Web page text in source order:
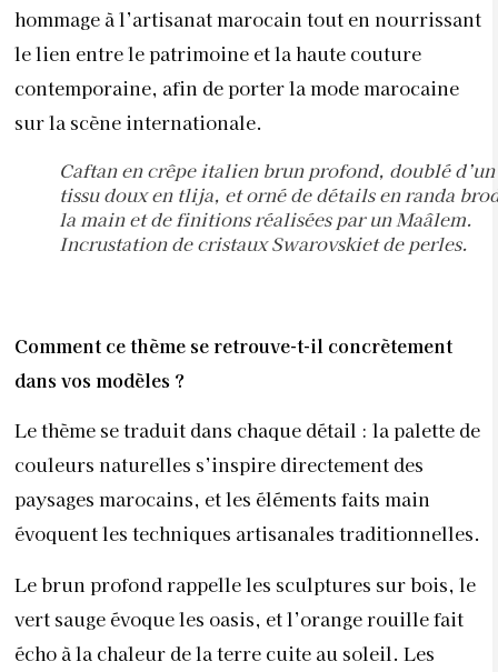
hommage à l’artisanat marocain tout en nourrissant
le lien entre le patrimoine et la haute couture
contemporaine, afin de porter la mode marocaine
sur la scène internationale.
Caftan en crêpe italien brun profond, doublé d’un
tissu doux en tlija, et orné de détails en randa
la main et de finitions réalisées par un Maâlem.
Incrustation de cristaux Swarovskiet de perles.
Comment ce thème se retrouve-t-il concrètement
dans vos modèles ?
Le thème se traduit dans chaque détail : la palette de
couleurs naturelles s’inspire directement des
paysages marocains, et les éléments faits main
évoquent les techniques artisanales traditionnelles.
Le brun profond rappelle les sculptures sur bois, le
vert sauge évoque les oasis, et l’orange rouille fait
écho à la chaleur de la terre cuite au soleil. Les